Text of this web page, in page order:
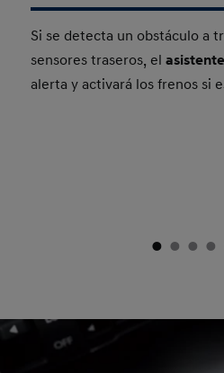
Si se detecta un obstáculo a
sensores traseros, el
alerta y activará los frenos si